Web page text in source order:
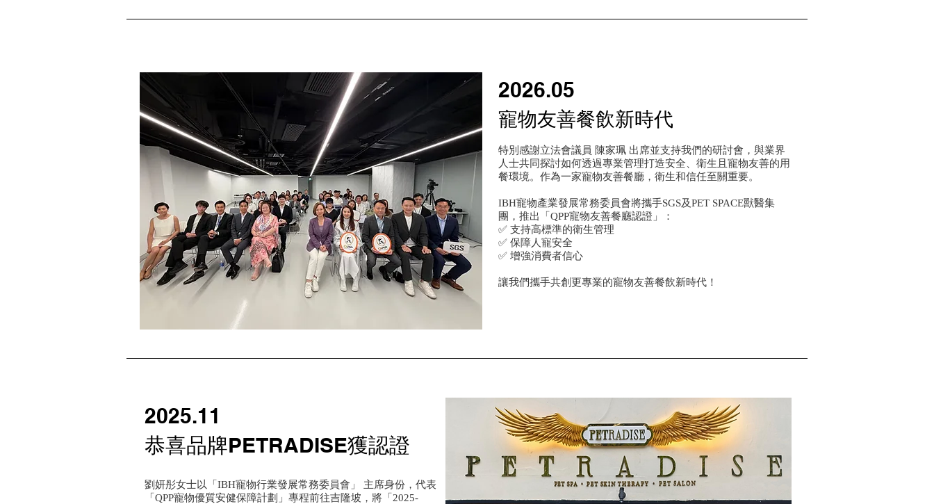
2025.11
恭喜品牌PETRADISE獲認證
劉妍彤女士以「IBH寵物行業發展常務委員會」 主席身份，代表
「QPP寵物優質安健保障計劃」專程前往吉隆坡，將「2025-
2026.05
寵物友善餐飲新時代
特別感謝立法會議員 陳家珮 出席並支持我們的研討會，與業界
人士共同探討如何透過專業管理打造安全、衛生且寵物友善的用
餐環境。作為一家寵物友善餐廳，衛生和信任至關重要。
IBH寵物產業發展常務委員會將攜手SGS及PET SPACE獸醫集
團，推出「QPP寵物友善餐廳認證」：
✅ 支持高標準的衛生管理
✅ 保障人寵安全
✅ 增強消費者信心
讓我們攜手共創更專業的寵物友善餐飲新時代！